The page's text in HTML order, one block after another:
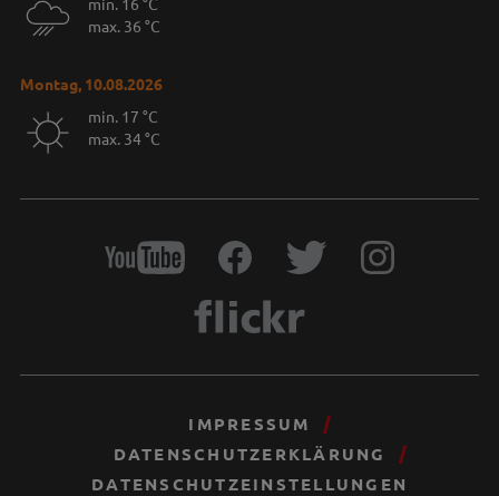
max. 36 °C
Montag, 10.08.2026
min. 17 °C
max. 34 °C
IMPRESSUM
DATENSCHUTZERKLÄRUNG
DATENSCHUTZEINSTELLUNGEN